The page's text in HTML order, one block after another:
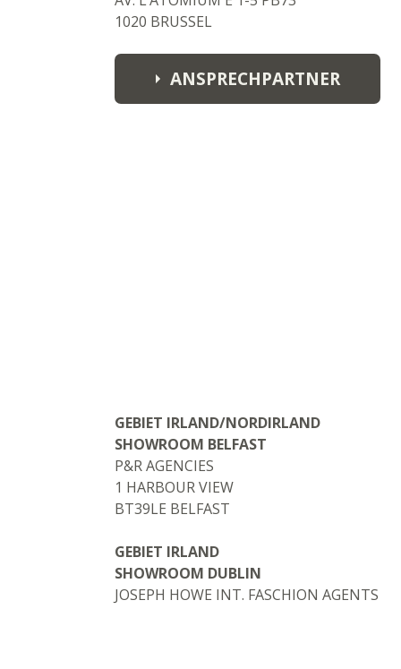
1020 BRUSSEL
ANSPRECHPARTNER
GEBIET IRLAND/NORDIRLAND
SHOWROOM BELFAST
P&R AGENCIES
1 HARBOUR VIEW
BT39LE BELFAST
GEBIET IRLAND
SHOWROOM DUBLIN
JOSEPH HOWE INT. FASCHION AGENTS